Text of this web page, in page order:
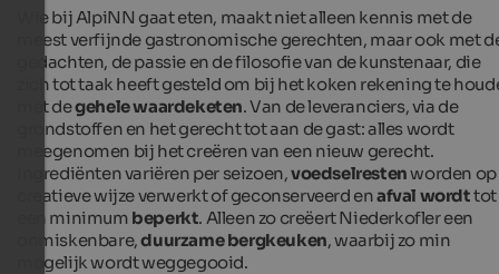
Wie bij AlpiNN gaat eten, maakt niet alleen kennis met de
meest verfijnde gastronomische gerechten, maar ook met
gedachten, de passie en de filosofie van de kunstenaar, die
zich tot taak heeft gesteld om bij het koken rekening te
met degehele waardeketen. Van de leveranciers, via de
grondstoffen en het gerecht tot aan de gast: alles wordt
meegenomen bij het creëren van een nieuw gerecht.
Ingrediënten variëren per seizoen,voedselrestenworden op
creatieve wijze verwerkt of geconserveerd enafval wordttot
een minimum beperkt. Alleen zo creëert Niederkofler een
onmiskenbare,duurzame bergkeuken, waarbij zo min
mogelijk wordt weggegooid.